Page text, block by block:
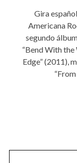
Gira
Americana
segundo
“Bend With
Edge” (2011),